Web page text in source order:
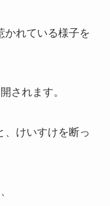
かれている様子を
されます。
、けいすけを断っ